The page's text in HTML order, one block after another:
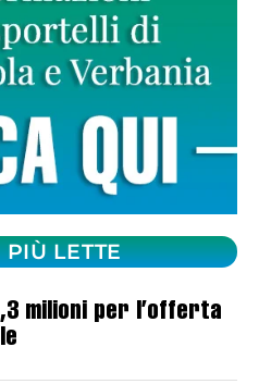
LETTE
milioni per l’offerta